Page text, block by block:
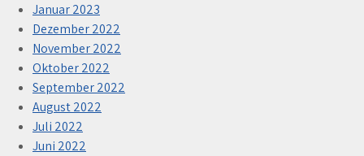
Januar 2023
Dezember 2022
November 2022
Oktober 2022
September 2022
August 2022
Juli 2022
Juni 2022